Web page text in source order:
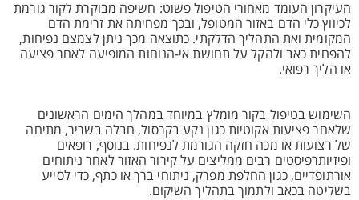
העיקרון העומד מאחורי הטיפול פשוט: חשיפה מבוקרת לקור גורמת
לכיווץ כלי הדם באזור המטופל, ובכך מפחיתה את זרימת הדם
המקומית ואת התהליך הדלקתי. כתוצאה מכך ניתן לצמצם נפיחות,
להפחית כאב ולהקל על תחושת אי-הנוחות המופיעה לאחר פציעה
או הליך רפואי.
השימוש בטיפול בקור מומלץ במיוחד במהלך הימים הראשונים
שלאחר פציעות אקוטיות כגון נקע בקרסול, חבלה בשריר, מתיחה
של רצועות או מכה חזקה הגורמת לנפיחות. בנוסף, רופאים
ופיזיותרפיסטים רבים ממליצים על קירור האזור לאחר ניתוחים
אורתופדיים, כגון החלפת מפרק, ניתוחי ברך או כתף, כדי לסייע
בשליטה בכאב ולתמוך בתהליך השיקום.